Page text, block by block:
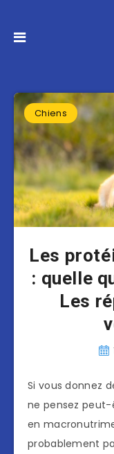
Chiens
Les
: quelle
Les
Si vous donnez
ne pensez peut-
en
probablement